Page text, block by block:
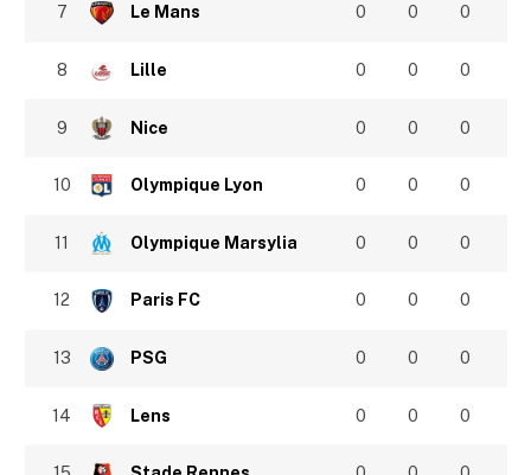
7 Le Mans 0 0 0
8 Lille 0 0 0
9 Nice 0 0 0
10 Olympique Lyon 0 0 0
11 Olympique Marsylia 0 0 0
12 Paris FC 0 0 0
13 PSG 0 0 0
14 Lens 0 0 0